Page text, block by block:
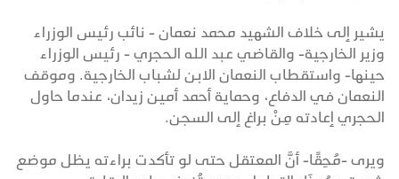
يشير إلى خلاف الشهيد محمد نعمان - نائب رئيس الوزراء
وزير الخارجية- والقاضي عبد الله الحجري - رئيس الوزراء
حينها- واستقطاب النعمان الابن لشباب الخارجية. وموقف
النعمان في الدفاع، وحماية أحمد أمين زيدان، عندما حاول
الحجري إعادته مِنْ براغ إلى السجن.
ويرى -مُحِقًا- أنَّ المعتقل حتى لو تأكدت براءته يظل موضع